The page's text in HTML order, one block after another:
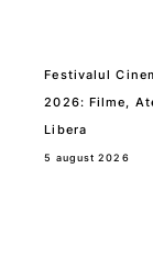
Festivalul
2026: Filme,
Libera
5 august 2026